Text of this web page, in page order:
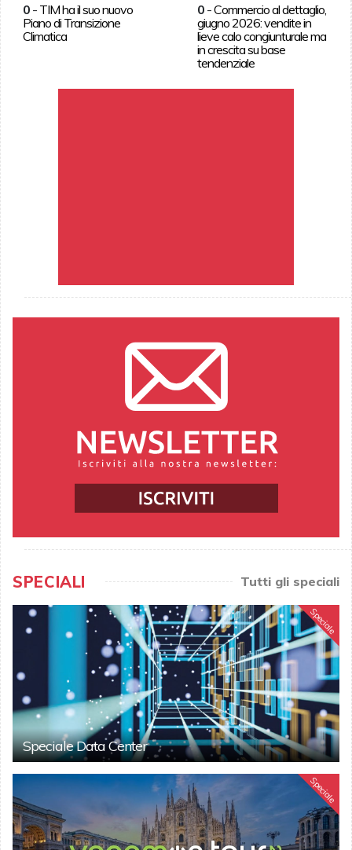
0- TIM ha il suo nuovo
Piano di Transizione
Climatica
0 -Commercio al dettaglio,
giugno 2026: vendite in
lieve calo congiunturale ma
in crescita su base
tendenziale
SPECIALI Tutti gli speciali
Speciale
Speciale Data Center
Speciale